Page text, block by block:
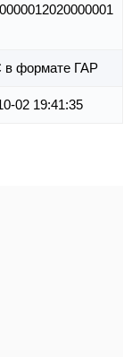
формате ГАР
02 19:41:35